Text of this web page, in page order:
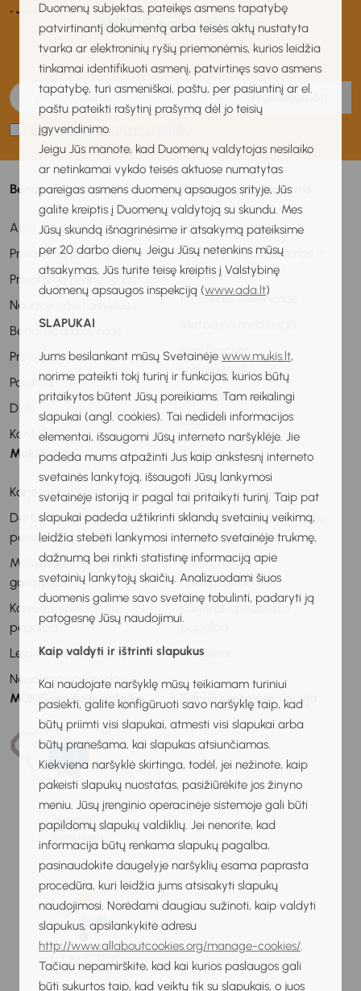
Duomenų subjektas, pateikęs asmens tapatybę
patvirtinantį dokumentą arba teisės aktų nustatyta
tvarka ar elektroninių ryšių priemonėmis, kurios leidžia
tinkamai identifikuoti asmenį, patvirtinęs savo asmens
tapatybę, turi asmeniškai, paštu, per pasiuntinį ar el.
paštu pateikti rašytinį prašymą dėl jo teisių
įgyvendinimo.
Jeigu Jūs manote, kad Duomenų valdytojas nesilaiko
ar netinkamai vykdo teisės aktuose numatytas
pareigas asmens duomenų apsaugos srityje, Jūs
galite kreiptis į Duomenų valdytoją su skundu. Mes
Jūsų skundą išnagrinėsime ir atsakymą pateiksime
per 20 darbo dienų. Jeigu Jūsų netenkins mūsų
atsakymas, Jūs turite teisę kreiptis į Valstybinę
duomenų apsaugos inspekciją (www.ada.lt)
SLAPUKAI
Jums besilankant mūsų Svetainėje www.mukis.lt,
norime pateikti tokį turinį ir funkcijas, kurios būtų
pritaikytos būtent Jūsų poreikiams. Tam reikalingi
slapukai (angl. cookies). Tai nedideli informacijos
elementai, išsaugomi Jūsų interneto naršyklėje. Jie
padeda mums atpažinti Jus kaip ankstesnį interneto
svetainės lankytoją, išsaugoti Jūsų lankymosi
svetainėje istoriją ir pagal tai pritaikyti turinį. Taip pat
slapukai padeda užtikrinti sklandų svetainių veikimą,
leidžia stebėti lankymosi interneto svetainėje trukmę,
dažnumą bei rinkti statistinę informaciją apie
svetainių lankytojų skaičių. Analizuodami šiuos
duomenis galime savo svetainę tobulinti, padaryti ją
patogesnę Jūsų naudojimui.
Kaip valdyti ir ištrinti slapukus
Kai naudojate naršyklę mūsų teikiamam turiniui
pasiekti, galite konfigūruoti savo naršyklę taip, kad
būtų priimti visi slapukai, atmesti visi slapukai arba
būtų pranešama, kai slapukas atsiunčiamas.
Kiekviena naršyklė skirtinga, todėl, jei nežinote, kaip
pakeisti slapukų nuostatas, pasižiūrėkite jos žinyno
meniu. Jūsų įrenginio operacinėje sistemoje gali būti
papildomų slapukų valdiklių. Jei nenorite, kad
informacija būtų renkama slapukų pagalba,
pasinaudokite daugelyje naršyklių esama paprasta
procedūra, kuri leidžia jums atsisakyti slapukų
naudojimosi. Norėdami daugiau sužinoti, kaip valdyti
slapukus, apsilankykite adresu
http://www.allaboutcookies.org/manage-cookies/.
Tačiau nepamirškite, kad kai kurios paslaugos gali
būti sukurtos taip, kad veiktų tik su slapukais, o juos
MUKIS naujienlaiškis
Gaukite naujienas pirmas!
Prenumeruoti
Sutinku su privatumo politika
Bendra informacija
Apie sistemą
Privatumo politika
Privatumo pranešimas
Naudojimosi taisyklės
Bendradarbiavimas
Projektai
Parama
DUK
Kontaktai
Karjeros specialistams
Karjeros paslaugos
Profesinis informavimas ir
konsultavimas
Profesinis veiklinimas
Kvalifikacijos
tobulinimas
Stebėsena
Pagalba
Mokiniams
Karjeros vadovas
Darbo ir profesijų
pasaulis
Mokymosi ir praktikos
galimybės
Karjeros specialisto
pagalba
Leidiniai apie karjerą
Naudingos nuorodos
Tėvams
Vaiko ugdymas karjerai
Informacija apie profesijų
ir darbo pasaulį
Patarimai ir
rekomendacijos
Karjeros specialisto
pagalba
Renginiai
MUKIS remia ir palaiko Senoji svetainės versija